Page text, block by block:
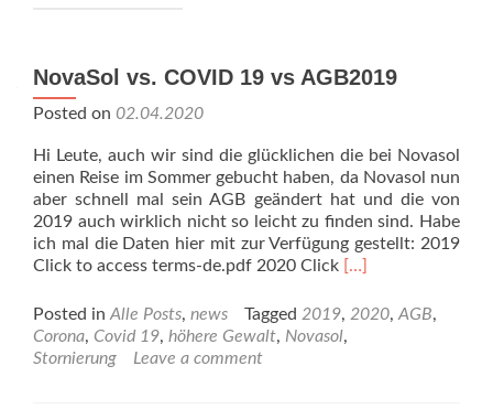
NovaSol vs. COVID 19 vs AGB2019
Posted on 02.04.2020
Hi Leute, auch wir sind die glücklichen die bei Novasol
einen Reise im Sommer gebucht haben, da Novasol nun
aber schnell mal sein AGB geändert hat und die von
2019 auch wirklich nicht so leicht zu finden sind. Habe
ich mal die Daten hier mit zur Verfügung gestellt: 2019
Click to access terms-de.pdf 2020 Click Read
about
NovaSol
[…]
Posted in Alle Posts, news Tagged 2019, 2020, AGB,
Corona, Covid 19, höhere Gewalt, Novasol,
Stornierung
Leave a comment